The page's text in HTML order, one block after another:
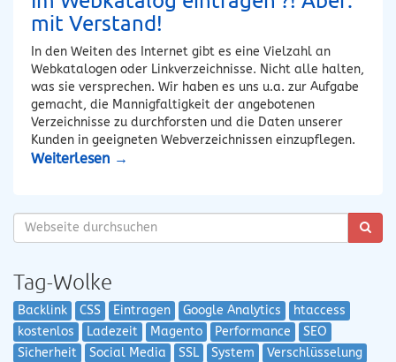
mit Verstand!
In den Weiten des Internet gibt es eine Vielzahl an
Webkatalogen oder Linkverzeichnisse. Nicht alle halten,
was sie versprechen. Wir haben es uns u.a. zur Aufgabe
gemacht, die Mannigfaltigkeit der angebotenen
Verzeichnisse zu durchforsten und die Daten unserer
Kunden in geeigneten Webverzeichnissen einzupflegen.
Weiterlesen →
Tag-Wolke
Backlink CSS Eintragen Google Analytics
htaccess
kostenlos
Ladezeit Magento Performance
SEO
Sicherheit
Social Media SSL System
Verschlüsselung